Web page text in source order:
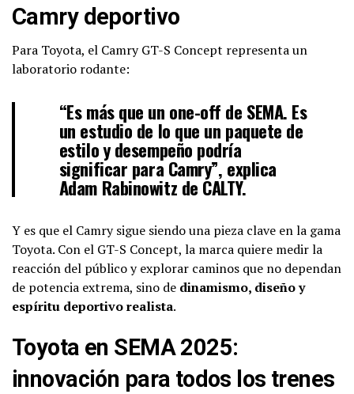
Camry deportivo
Para Toyota, el Camry GT-S Concept representa un
laboratorio rodante:
“Es más que un one-off de SEMA. Es
un estudio de lo que un paquete de
estilo y desempeño podría
significar para Camry”, explica
Adam Rabinowitz de CALTY.
Y es que el Camry sigue siendo una pieza clave en la gama
Toyota. Con el GT-S Concept, la marca quiere medir la
reacción del público y explorar caminos que no dependan
de potencia extrema, sino de dinamismo, diseño y
espíritu deportivo realista.
Toyota en SEMA 2025:
innovación para todos los trenes